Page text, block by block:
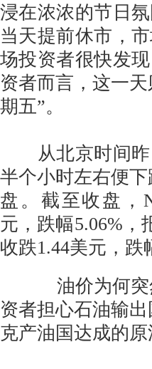
浸在浓浓的节日
当天提前休市，
场投资者很快发
资者而言，这一
期五”。
从北京时间昨
半个小时左右便
盘。截至收盘，
元，跌幅5.06%，
收跌1.44美元，跌
油价为何突然
资者担心石油输
克产油国达成的